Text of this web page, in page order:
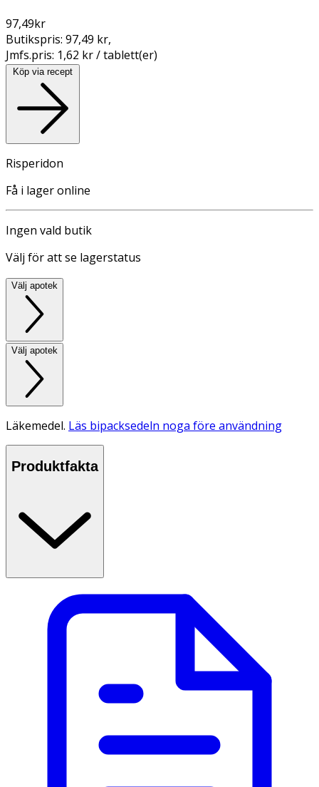
97,49kr
Butikspris: 97,49 kr,
Jmfs.pris: 1,62 kr / tablett(er)
Köp via recept
Risperidon
Få i lager online
Ingen vald butik
Välj för att se lagerstatus
Välj apotek
Välj apotek
Läkemedel. Läs bipacksedeln noga före användning
Produktfakta